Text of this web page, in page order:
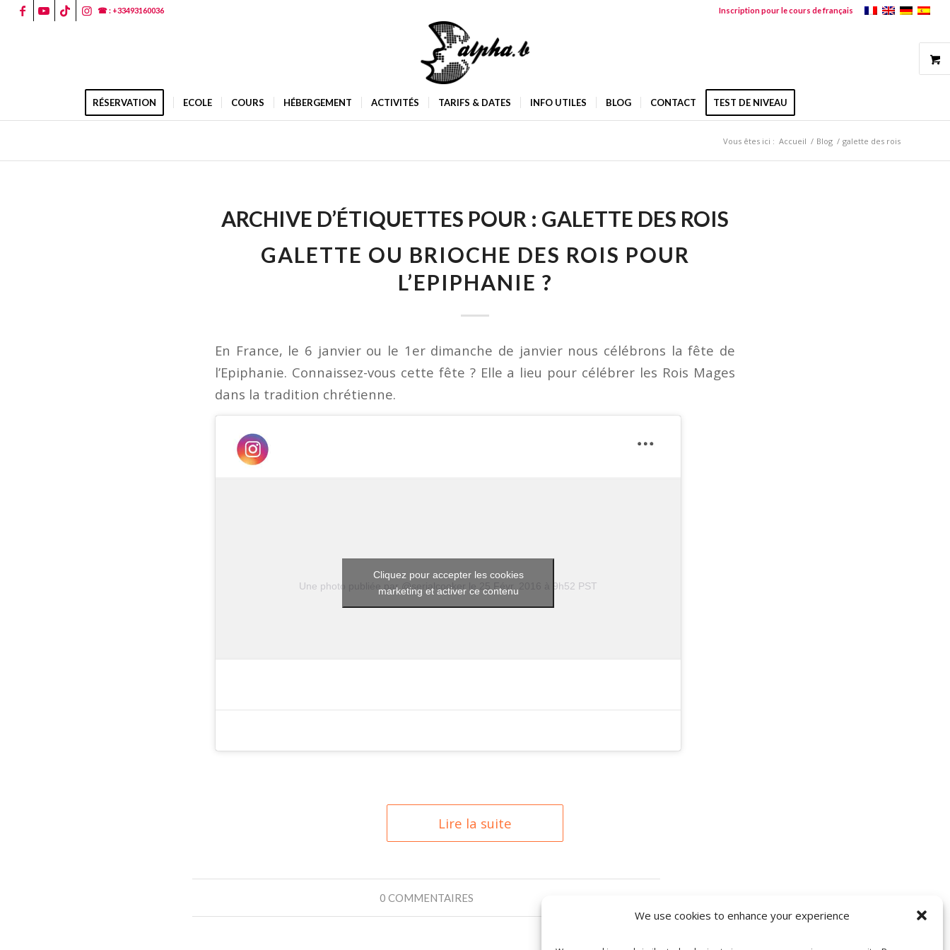
We use cookies to enhance your experience
Inscription pour le cours de français
☎ : +33493160036
RÉSERVATION ECOLE COURS HÉBERGEMENT ACTIVITÉS TARIFS & DATES INFO UTILES BLOG CONTACT TEST DE NIVEAU
Vous êtes ici : Accueil / Blog / galette des rois
ARCHIVE D’ÉTIQUETTES POUR : GALETTE DES ROIS
GALETTE OU BRIOCHE DES ROIS POUR
L’EPIPHANIE ?
En France, le 6 janvier ou le 1er dimanche de janvier nous célébrons la fête de
l’Epiphanie. Connaissez-vous cette fête ? Elle a lieu pour célébrer les Rois Mages
dans la tradition chrétienne.
Une photo publiée par @serialcooker 25 Févr. 2016 à 9h52 PST
Cliquez pour accepter les cookies
marketing et activer ce contenu
Lire la suite
0 COMMENTAIRES